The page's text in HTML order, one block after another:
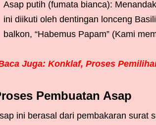
Asap putih (fumata bianca):
ini diikuti oleh dentingan lonceng
balkon, “Habemus Papam” (Kami
Juga: Konklaf, Proses
Pembuatan Asap
ini berasal dari pembakaran surat